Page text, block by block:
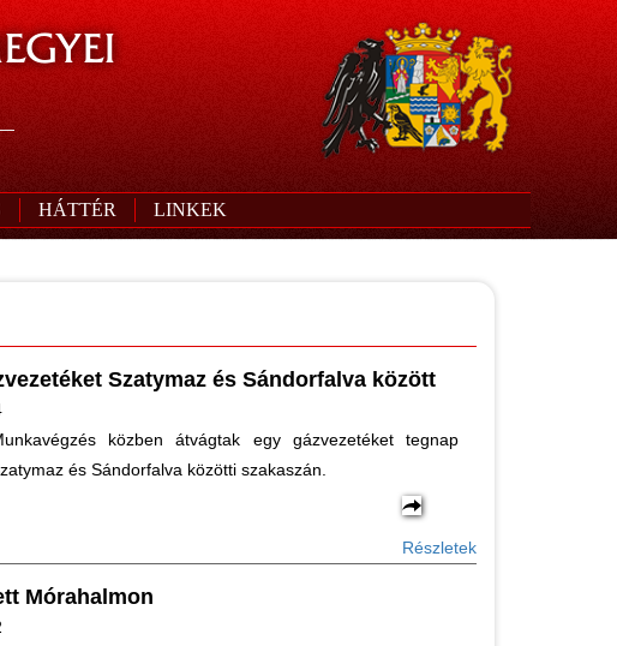
HÁTTÉR LINKEK
Szatymaz és Sándorfalva között
közben átvágtak egy gázvezetéket tegnap
és Sándorfalva közötti szakaszán.
Részletek
Mórahalmon